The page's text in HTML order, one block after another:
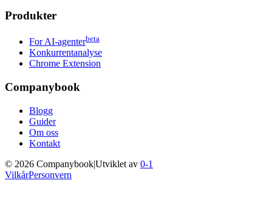
Produkter
For AI-agenterbeta
Konkurrentanalyse
Chrome Extension
Companybook
Blogg
Guider
Om oss
Kontakt
© 2026 Companybook|Utviklet av 0-1
VilkårPersonvern